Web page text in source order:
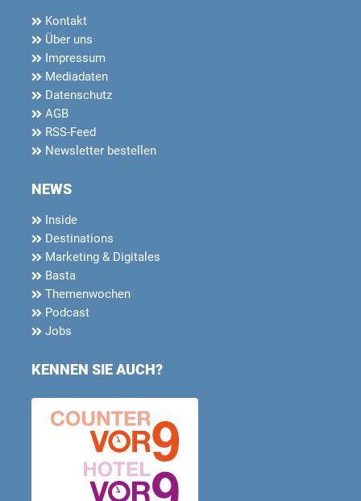
Kontakt
Über uns
Impressum
Mediadaten
Datenschutz
AGB
RSS-Feed
Newsletter bestellen
NEWS
Inside
Destinations
Marketing & Digitales
Basta
Themenwochen
Podcast
Jobs
KENNEN SIE AUCH?